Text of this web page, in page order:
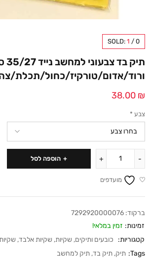
SOLD: 1 / 0
תיק
ורוד/אדום/טורקיז/כחול/תכלת/
38.00 ₪
צבע *
הוספה לסל
מועדפים
ברקוד: 7292920000076
זמינות: זמין במלאי!
קטגוריות:
כובעים ותיקים, שקיות, שקיות אלבד,
Tags: תיק, תיק בד, תיק למחשב